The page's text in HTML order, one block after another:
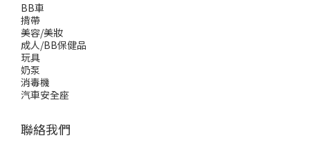
BB車
揹帶
美容/美妝
成人/BB保健品
玩具
奶泵
消毒機
汽車安全座
聯絡我們